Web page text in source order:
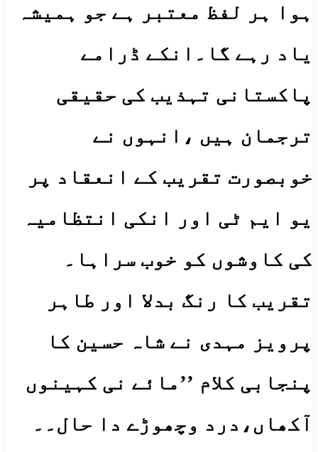
ہوا ہر لفظ معتبر ہے جو ہمیشہ
یاد رہے گا۔انکے ڈرامے
پاکستانی تہذیب کی حقیقی
ترجمان ہیں ،انہوں نے
خوبصورت تقریب کے انعقاد پر
یو ایم ٹی اور انکی انتظامیہ
کی کاوشوں کو خوب سراہا۔
تقریب کا رنگ بدلا اور طاہر
پرویز مہدی نے شاہ حسین کا
پنجابی کلام ’’مائے نی کہینوں
آکھاں،درد وچھوڑے دا حال۔۔